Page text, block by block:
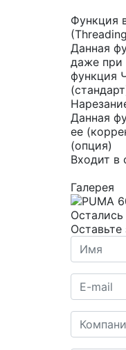
Функция
Данная
даже при
функция
Данная
ее
(опция)
Входит в
Галерея